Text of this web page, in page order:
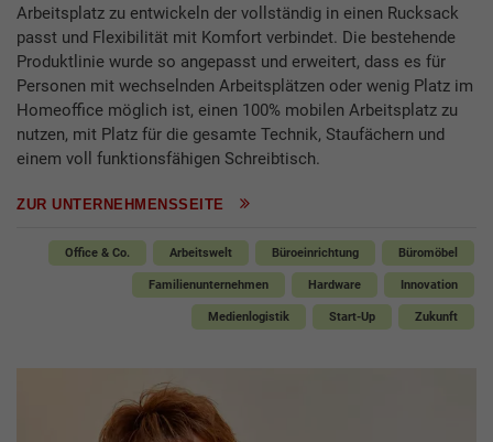
Arbeitsplatz zu entwickeln der vollständig in einen Rucksack
passt und Flexibilität mit Komfort verbindet. Die bestehende
Produktlinie wurde so angepasst und erweitert, dass es für
Personen mit wechselnden Arbeitsplätzen oder wenig Platz im
Homeoffice möglich ist, einen 100% mobilen Arbeitsplatz zu
nutzen, mit Platz für die gesamte Technik, Staufächern und
einem voll funktionsfähigen Schreibtisch.
ZUR UNTERNEHMENSSEITE
Office & Co. Arbeitswelt Büroeinrichtung Büromöbel
Familienunternehmen Hardware Innovation
Medienlogistik Start-Up Zukunft